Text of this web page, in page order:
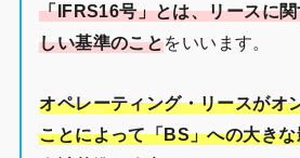
「IFRS16号」とは、リースに
しい基準のことをいいます。
オペレーティング・リースがオ
ことによって「BS」への大き